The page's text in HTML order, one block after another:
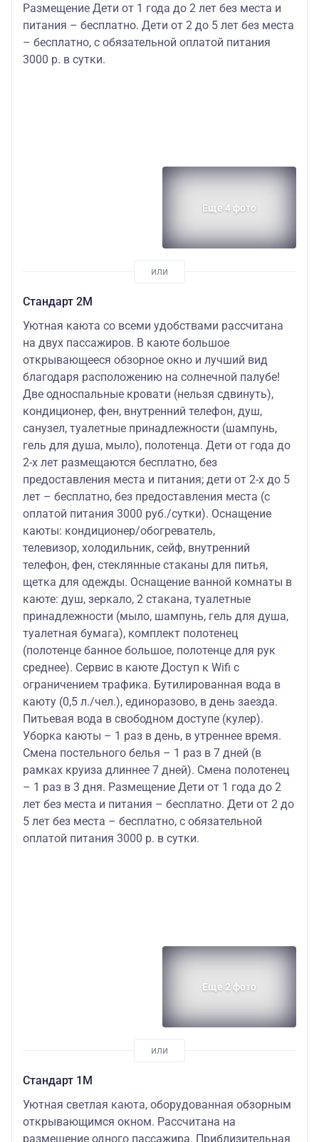
Размещение Дети от 1 года до 2 лет без места и
питания – бесплатно. Дети от 2 до 5 лет без места
– бесплатно, с обязательной оплатой питания
3000 р. в сутки.
Еще 4 фото
Стандарт 2M
Уютная каюта со всеми удобствами рассчитана
на двух пассажиров. В каюте большое
открывающееся обзорное окно и лучший вид
благодаря расположению на солнечной палубе!
Две односпальные кровати (нельзя сдвинуть),
кондиционер, фен, внутренний телефон, душ,
санузел, туалетные принадлежности (шампунь,
гель для душа, мыло), полотенца. Дети от года до
2-х лет размещаются бесплатно, без
предоставления места и питания; дети от 2-х до 5
лет – бесплатно, без предоставления места (с
оплатой питания 3000 руб./сутки). Оснащение
каюты: кондиционер/обогреватель,
телевизор, холодильник, сейф, внутренний
телефон, фен, стеклянные стаканы для питья,
щетка для одежды. Оснащение ванной комнаты в
каюте: душ, зеркало, 2 стакана, туалетные
принадлежности (мыло, шампунь, гель для душа,
туалетная бумага), комплект полотенец
(полотенце банное большое, полотенце для рук
среднее). Сервис в каюте Доступ к Wifi с
ограничением трафика. Бутилированная вода в
каюту (0,5 л./чел.), единоразово, в день заезда.
Питьевая вода в свободном доступе (кулер).
Уборка каюты – 1 раз в день, в утреннее время.
Смена постельного белья – 1 раз в 7 дней (в
рамках круиза длиннее 7 дней). Смена полотенец
– 1 раз в 3 дня. Размещение Дети от 1 года до 2
лет без места и питания – бесплатно. Дети от 2 до
5 лет без места – бесплатно, с обязательной
оплатой питания 3000 р. в сутки.
Еще 2 фото
Стандарт 1M
Уютная светлая каюта, оборудованная обзорным
открывающимся окном. Рассчитана на
размещение одного пассажира. Приблизительная